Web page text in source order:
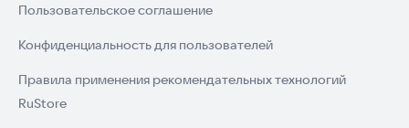
Пользовательское соглашение
Конфиденциальность для пользователей
Правила применения рекомендательных технологий
RuStore